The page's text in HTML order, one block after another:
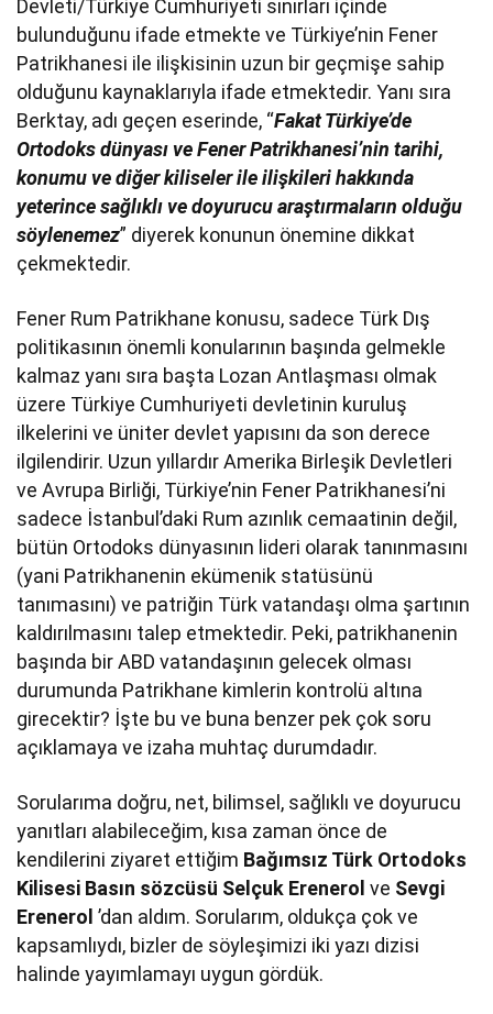
Devleti/Türkiye Cumhuriyeti sınırları içinde
bulunduğunu ifade etmekte ve Türkiye’nin Fener
Patrikhanesi ile ilişkisinin uzun bir geçmişe sahip
olduğunu kaynaklarıyla ifade etmektedir. Yanı sıra
Berktay, adı geçen eserinde, “Fakat Türkiye’de
Ortodoks dünyası ve Fener Patrikhanesi’nin tarihi,
konumu ve diğer kiliseler ile ilişkileri hakkında
yeterince sağlıklı ve doyurucu araştırmaların olduğu
söylenemez” diyerek konunun önemine dikkat
çekmektedir.
Fener Rum Patrikhane konusu, sadece Türk Dış
politikasının önemli konularının başında gelmekle
kalmaz yanı sıra başta Lozan Antlaşması olmak
üzere Türkiye Cumhuriyeti devletinin kuruluş
ilkelerini ve üniter devlet yapısını da son derece
ilgilendirir. Uzun yıllardır Amerika Birleşik Devletleri
ve Avrupa Birliği, Türkiye’nin Fener Patrikhanesi’ni
sadece İstanbul’daki Rum azınlık cemaatinin değil,
bütün Ortodoks dünyasının lideri olarak tanınmasını
(yani Patrikhanenin ekümenik statüsünü
tanımasını) ve patriğin Türk vatandaşı olma şartının
kaldırılmasını talep etmektedir. Peki, patrikhanenin
başında bir ABD vatandaşının gelecek olması
durumunda Patrikhane kimlerin kontrolü altına
girecektir? İşte bu ve buna benzer pek çok soru
açıklamaya ve izaha muhtaç durumdadır.
Sorularıma doğru, net, bilimsel, sağlıklı ve doyurucu
yanıtları alabileceğim, kısa zaman önce de
kendilerini ziyaret ettiğim Bağımsız Türk Ortodoks
Kilisesi Basın sözcüsü Selçuk Erenerolve Sevgi
Erenerol’dan aldım. Sorularım, oldukça çok ve
kapsamlıydı, bizler de söyleşimizi iki yazı dizisi
halinde yayımlamayı uygun gördük.